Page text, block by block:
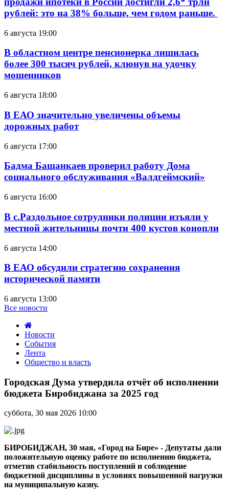
рублей: это на 38% больше, чем годом раньше.
6 августа 19:00
В областном центре пенсионерка лишилась
более 300 тысяч рублей, клюнув на удочку
мошенников
6 августа 18:00
В ЕАО значительно увеличены объемы
дорожных работ
6 августа 17:00
Бадма Башанкаев проверил работу Дома
социального обслуживания «Валдгеймский»
6 августа 16:00
В с.Раздольное сотрудники полиции изъяли у
местной жительницы почти 400 кустов конопли
6 августа 14:00
В ЕАО обсудили стратегию сохранения
исторической памяти
6 августа 13:00
Все новости
Новости
События
Лента
Общество и власть
Дума
утвердила
отчёт
исполнении
Биробиджана
за
2025
год
Городская Дума утвердила отчёт об исполнении
бюджета Биробиджана за 2025 год
суббота, 30 мая 2026 10:00
БИРОБИДЖАН, 30 мая, «Город на Бире» - Депутаты дали
положительную оценку работе по исполнению бюджета,
отметив стабильность поступлений и соблюдение
бюджетной дисциплины в условиях повышенной нагрузки
на муниципальную казну.